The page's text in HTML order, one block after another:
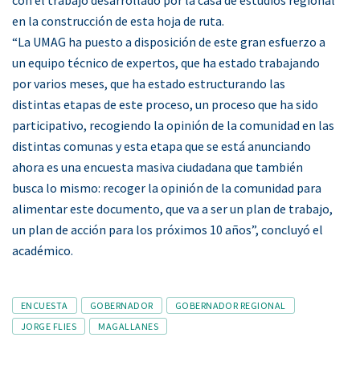
en la construcción de esta hoja de ruta.
“La UMAG ha puesto a disposición de este gran esfuerzo a
un equipo técnico de expertos, que ha estado trabajando
por varios meses, que ha estado estructurando las
distintas etapas de este proceso, un proceso que ha sido
participativo, recogiendo la opinión de la comunidad en las
distintas comunas y esta etapa que se está anunciando
ahora es una encuesta masiva ciudadana que también
busca lo mismo: recoger la opinión de la comunidad para
alimentar este documento, que va a ser un plan de trabajo,
un plan de acción para los próximos 10 años”, concluyó el
académico.
Tags
ENCUESTA GOBERNADOR
GOBERNADOR REGIONAL
JORGE FLIES
MAGALLANES